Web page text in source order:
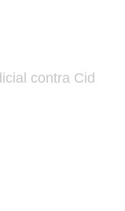
contra Cid